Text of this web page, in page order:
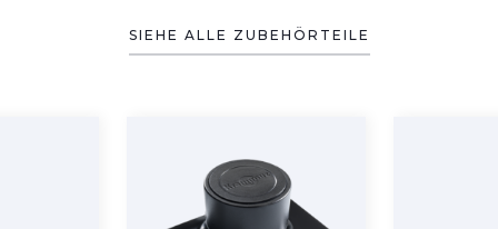
SIEHE ALLE ZUBEHÖRTEILE